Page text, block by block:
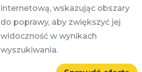
internetową, wskazując obszary
do poprawy, aby zwiększyć jej
widoczność w wynikach
wyszukiwania.